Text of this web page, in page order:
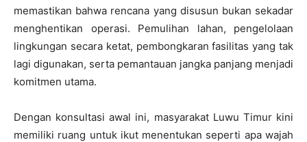
memastikan bahwa rencana yang disusun bukan sekadar
menghentikan operasi. Pemulihan lahan, pengelolaan
lingkungan secara ketat, pembongkaran fasilitas yang tak
lagi digunakan, serta pemantauan jangka panjang menjadi
komitmen utama.
Dengan konsultasi awal ini, masyarakat Luwu Timur kini
memiliki ruang untuk ikut menentukan seperti apa wajah